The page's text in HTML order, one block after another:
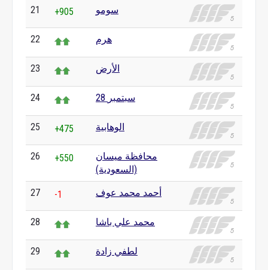
21 +905 سومو
22 هرم
23 الأرض
24 28 سبتمبر
25 +475 الوهابية
26 +550
محافظة ميسان
(السعودية)
27 -1 أحمد محمد عوف
28 محمد علي باشا
29 لطفي زادة